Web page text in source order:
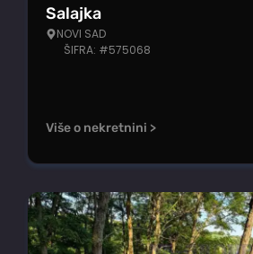
Salajka
NOVI SAD
ŠIFRA: #575068
Više o nekretnini >